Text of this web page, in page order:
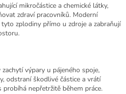
mikročástice a chemické látky,
zdraví pracovníků. Moderní
zplodiny přímo u zdroje a zabraňují
výpary u pájeného spoje,
odstraní škodlivé částice a vrátí
probíhá nepřetržitě během práce.